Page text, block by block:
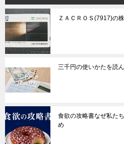
ＺＡＣＲＯＳ(7917)の
三千円の使いかたを読
食欲の攻略書なぜ私た
め